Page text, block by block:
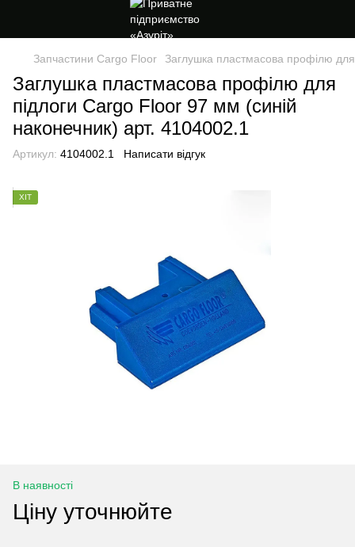
Запчастини Cargo Floor Заглушка пластмасова профілю
Заглушка пластмасова профілю для
підлоги Cargo Floor 97 мм (синій
наконечник) арт. 4104002.1
Артикул: 4104002.1 Написати відгук
ХІТ
В наявності
Ціну уточнюйте